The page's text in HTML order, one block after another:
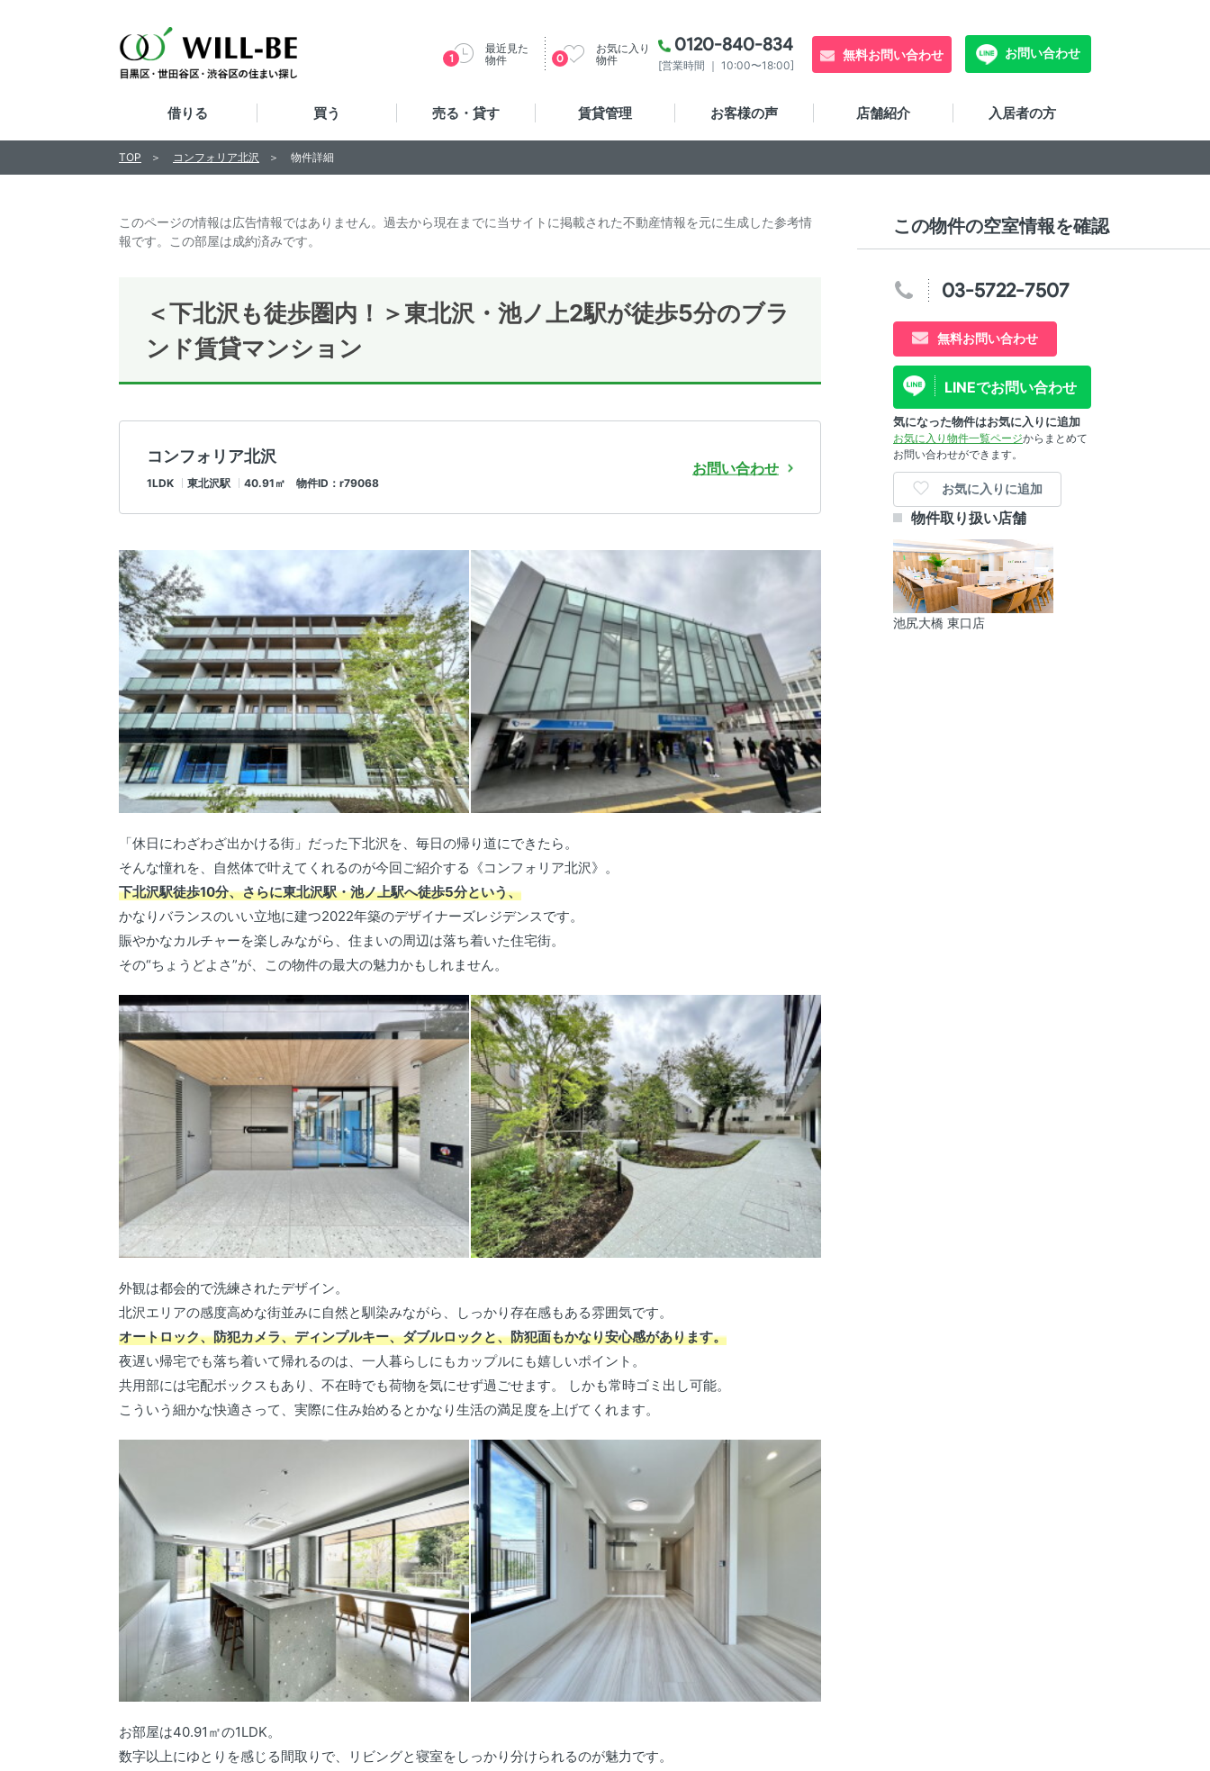
0120-840-834
[営業時間 ｜ 10:00〜18:00]
無料お問い合わせ お問い合わせ
最近見た
物件
1
お気に入り
物件
0
借りる 買う 売る・貸す 賃貸管理 お客様の声 店舗紹介 入居者の方
このページの情報は広告情報ではありません。過去から現在までに当サイトに掲載された不動産情報を元に生成した参考情
報です。この部屋は成約済みです。
＜下北沢も徒歩圏内！＞東北沢・池ノ上2駅が徒歩5分のブラ
ンド賃貸マンション
コンフォリア北沢
1LDK 東北沢駅 40.91㎡ 物件ID：r79068
お問い合わせ
「休日にわざわざ出かける街」だった下北沢を、毎日の帰り道にできたら。
そんな憧れを、自然体で叶えてくれるのが今回ご紹介する《コンフォリア北沢》。
下北沢駅徒歩10分、さらに東北沢駅・池ノ上駅へ徒歩5分という、
かなりバランスのいい立地に建つ2022年築のデザイナーズレジデンスです。
賑やかなカルチャーを楽しみながら、住まいの周辺は落ち着いた住宅街。
その“ちょうどよさ”が、この物件の最大の魅力かもしれません。
外観は都会的で洗練されたデザイン。
北沢エリアの感度高めな街並みに自然と馴染みながら、しっかり存在感もある雰囲気です。
オートロック、防犯カメラ、ディンプルキー、ダブルロックと、防犯面もかなり安心感があります。
夜遅い帰宅でも落ち着いて帰れるのは、一人暮らしにもカップルにも嬉しいポイント。
共用部には宅配ボックスもあり、不在時でも荷物を気にせず過ごせます。 しかも常時ゴミ出し可能。
こういう細かな快適さって、実際に住み始めるとかなり生活の満足度を上げてくれます。
お部屋は40.91㎡の1LDK。
数字以上にゆとりを感じる間取りで、リビングと寝室をしっかり分けられるのが魅力です。
この物件の空室情報を確認
03-5722-7507
無料お問い合わせ
LINEでお問い合わせ
気になった物件はお気に入りに追加
お気に入り物件一覧ページからまとめて
お問い合わせができます。
お気に入りに追加
物件取り扱い店舗
池尻大橋 東口店
TOP コンフォリア北沢 物件詳細